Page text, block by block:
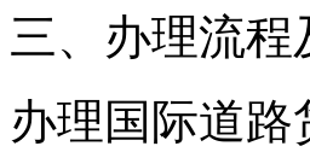
三、办理流程
办理国际道